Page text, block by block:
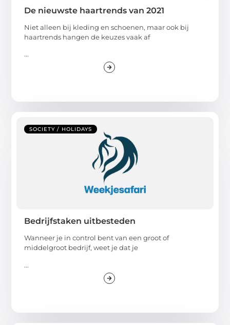
De nieuwste haartrends van 2021
Niet alleen bij kleding en schoenen, maar ook bij
haartrends hangen de keuzes vaak af
...
SOCIETY / HOLIDAYS
Bedrijfstaken uitbesteden
Wanneer je in control bent van een groot of
middelgroot bedrijf, weet je dat je
...